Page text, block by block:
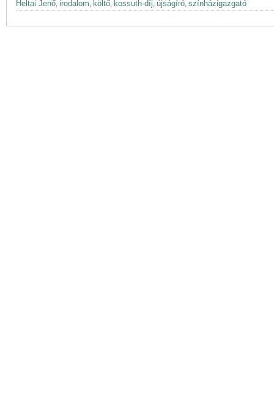
Heltai Jenő, irodalom, költő, kossuth-díj, újságíró, színházigazgató